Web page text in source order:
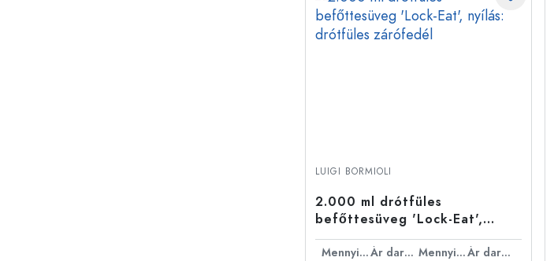
LUIGI BORMIOLI
2.000 ml drótfüles
befőttesüveg 'Lock-Eat',
nyílás: drótfüles zárófedél
Mennyiség Ár darabonként Mennyiség
Ár darabonként